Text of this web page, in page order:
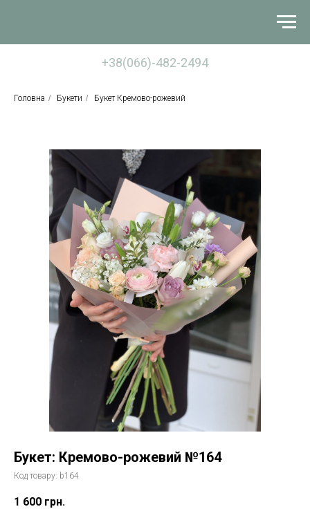
+38(066)-482-2494
Головна / Букети / Букет Кремово-рожевий
Букет: Кремово-рожевий №164
Код товару: b164
1 600 грн.